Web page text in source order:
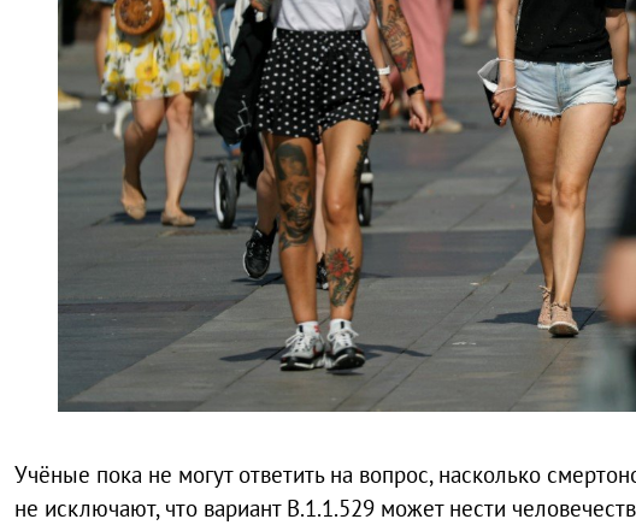
Учёные пока не могут ответить на вопрос, насколько
не исключают, что вариант B.1.1.529 может нести